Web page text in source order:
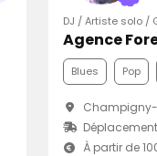
DJ / Artiste solo /
Agence
Blues Pop
À partir de